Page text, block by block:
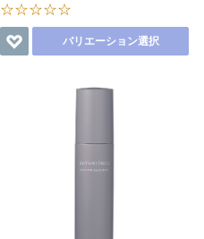
☆☆☆☆☆
バリエーション選択